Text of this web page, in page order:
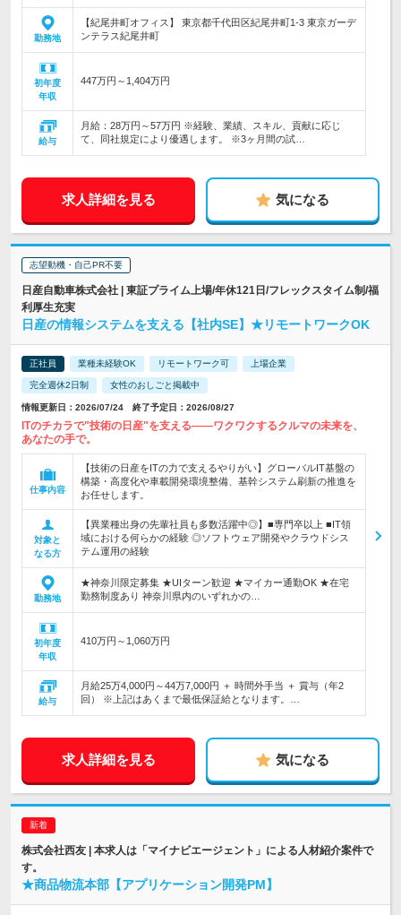
勤務地
【紀尾井町オフィス】 東京都千代田区紀尾井町1-3 東京ガーデ
ンテラス紀尾井町
初年度
年収
447万円～1,404万円
給与
月給：28万円～57万円 ※経験、業績、スキル、貢献に応じ
て、同社規定により優遇します。 ※3ヶ月間の試…
求人詳細を見る 気になる
志望動機・自己PR不要
日産自動車株式会社 | 東証プライム上場/年休121日/フレックスタイム制/福
利厚生充実
日産の情報システムを支える【社内SE】★リモートワークOK
正社員 業種未経験OK リモートワーク可 上場企業
完全週休2日制 女性のおしごと掲載中
情報更新日：2026/07/24 終了予定日：2026/08/27
ITのチカラで"技術の日産"を支える――ワクワクするクルマの未来を、
あなたの手で。
仕事内容
【技術の日産をITの力で支えるやりがい】グローバルIT基盤の
構築・高度化や車載開発環境整備、基幹システム刷新の推進を
お任せします。
対象と
なる方
【異業種出身の先輩社員も多数活躍中◎】■専門卒以上 ■IT領
域における何らかの経験 ◎ソフトウェア開発やクラウドシス
テム運用の経験
勤務地
★神奈川限定募集 ★UIターン歓迎 ★マイカー通勤OK ★在宅
勤務制度あり 神奈川県内のいずれかの…
初年度
年収
410万円～1,060万円
給与
月給25万4,000円～44万7,000円 ＋ 時間外手当 ＋ 賞与（年2
回） ※上記はあくまで最低保証給となります。…
求人詳細を見る 気になる
株式会社西友 | 本求人は「マイナビエージェント」による人材紹介案件で
す。
★商品物流本部【アプリケーション開発PM】